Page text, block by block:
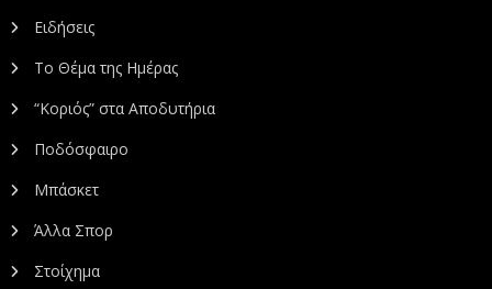
Ειδήσεις
Το Θέμα της Ημέρας
“Κοριός” στα Αποδυτήρια
Ποδόσφαιρο
Μπάσκετ
Άλλα Σπορ
Στοίχημα